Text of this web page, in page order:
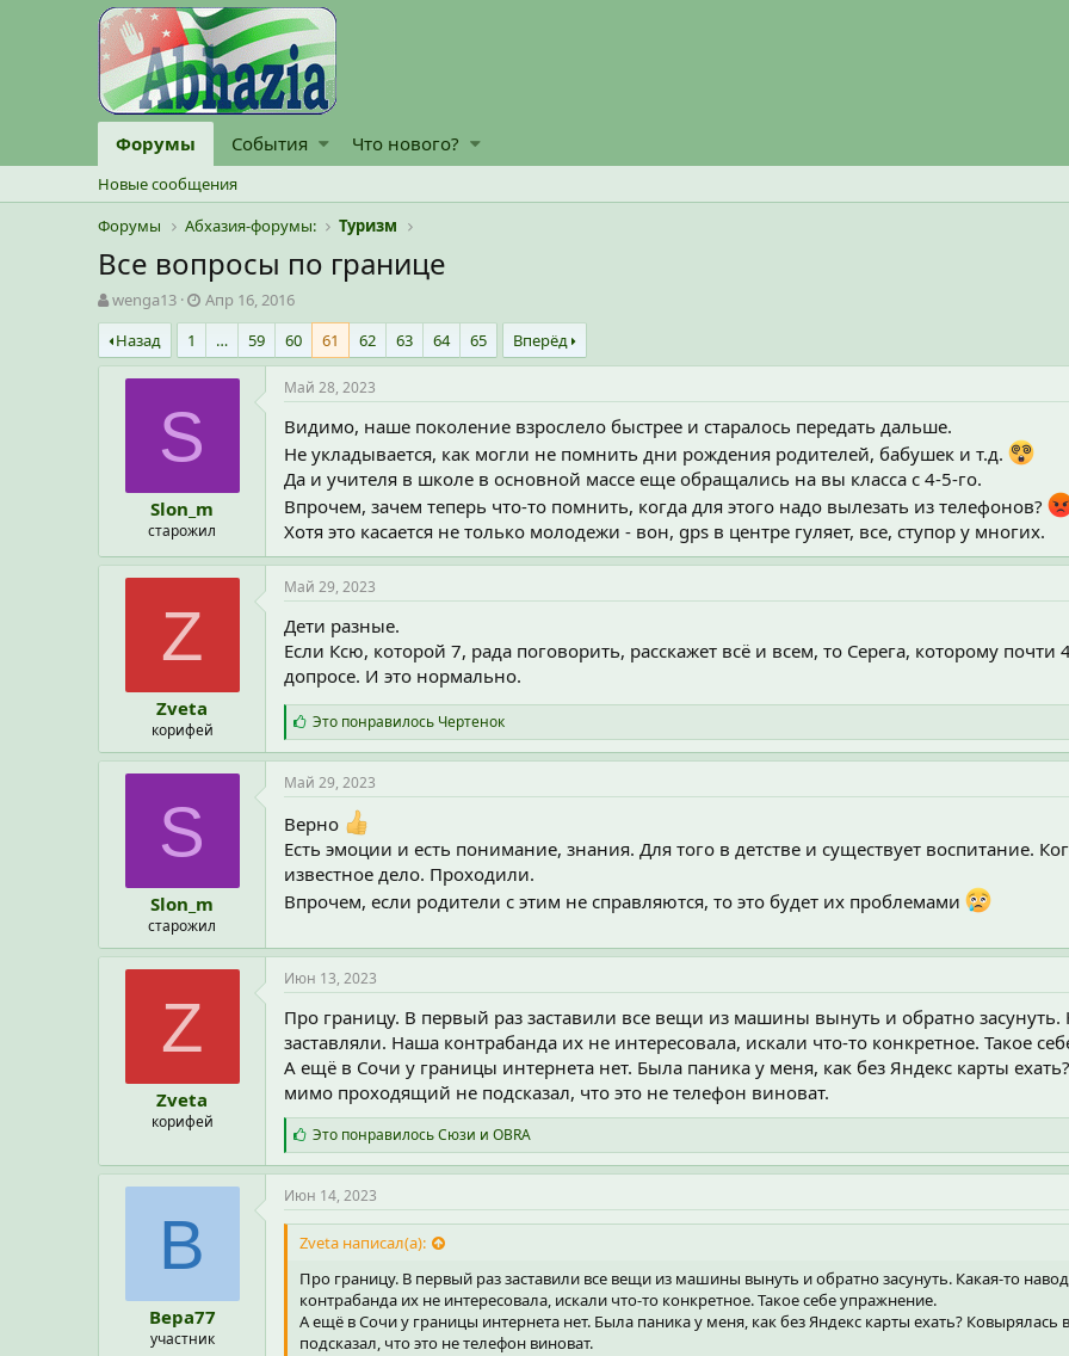
Форумы События Что нового?
Новые сообщения
Форумы
Абхазия-форумы: Туризм
Все вопросы по границе
А
в
т
о
wenga13
Д
а
а
н
а
Апр 16, 2016
Назад
1 … 59 60 61 62 63 64 65 Вперёд
S
Slon_m
старожил
Май 28, 2023
Видимо, наше поколение взрослело быстрее и старалось передать дальше.
Не укладывается, как могли не помнить дни рождения родителей, бабушек и т.д.
Да и учителя в школе в основной массе еще обращались на вы класса с 4-5-го.
Впрочем, зачем теперь что-то помнить, когда для этого надо вылезать из телефонов?
Хотя это касается не только молодежи - вон, gps в центре гуляет, все, ступор у многих.
Z
Zveta
корифей
Май 29, 2023
Дети разные.
Если Ксю, которой 7, рада поговорить, расскажет всё и всем, то Серега, которому почти
допросе. И это нормально.
С
и
м
п
а
и
и
:
Это понравилось Чертенок
S
Slon_m
старожил
Май 29, 2023
Верно
Есть эмоции и есть понимание, знания. Для того в детстве и существует воспитание.
известное дело. Проходили.
Впрочем, если родители с этим не справляются, то это будет их проблемами
Z
Zveta
корифей
Июн 13, 2023
Про границу. В первый раз заставили все вещи из машины вынуть и обратно засунуть.
заставляли. Наша контрабанда их не интересовала, искали что-то конкретное. Такое
А ещё в Сочи у границы интернета нет. Была паника у меня, как без Яндекс карты
мимо проходящий не подсказал, что это не телефон виноват.
С
и
м
п
а
т
и
:
Это понравилосьСюзи и OBRA
В
Вера77
участник
Июн 14, 2023
Zveta написал(а):
Про границу. В первый раз заставили все вещи из машины вынуть и обратно засунуть. Какая-то
контрабанда их не интересовала, искали что-то конкретное. Такое себе упражнение.
А ещё в Сочи у границы интернета нет. Была паника у меня, как без Яндекс карты ехать?
подсказал, что это не телефон виноват.